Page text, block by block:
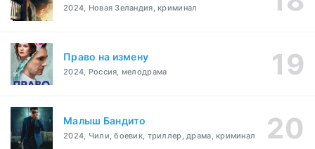
2024, Новая Зеландия, криминал
Право на измену
2024, Россия, мелодрама
Малыш Бандито
2024, Чили, боевик, триллер, драма, криминал